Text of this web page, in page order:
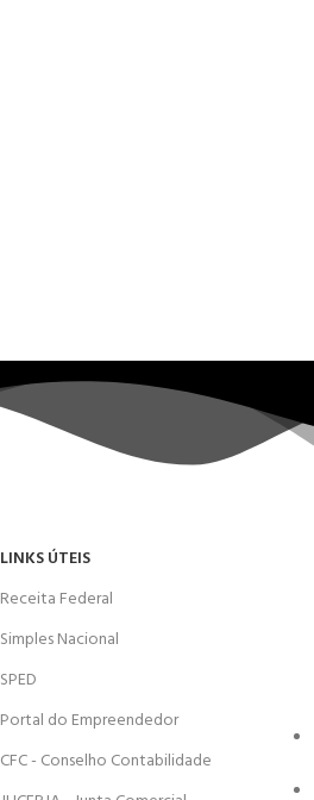
LINKS ÚTEIS
Receita Federal
Simples Nacional
SPED
Portal do Empreendedor
CFC - Conselho Contabilidade